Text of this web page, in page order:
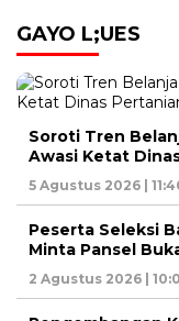
GAYO L;UES
Soroti Tren
Awasi Ketat
5 Agustus 2026 |
Peserta Seleksi
Minta Pansel
2 Agustus 2026 |